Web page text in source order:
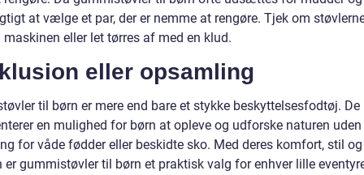
at vælge et par, der er nemme at rengøre. Tjek om
maskinen eller let tørres af med en klud.
eller opsamling
til børn er mere end bare et stykke beskyttelsesfodtøj. De
en mulighed for børn at opleve og udforske naturen uden
for våde fødder eller beskidte sko. Med deres komfort, stil og
gummistøvler til børn et praktisk valg for enhver lille